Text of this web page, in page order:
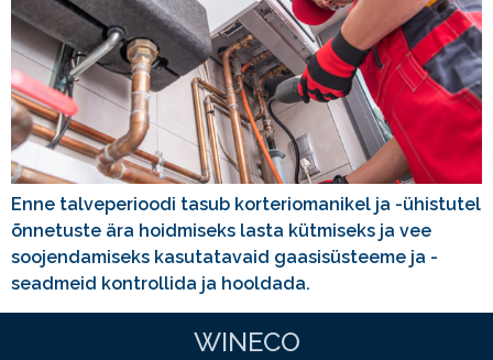
Enne talveperioodi tasub korteriomanikel ja -ühistutel
õnnetuste ära hoidmiseks lasta kütmiseks ja vee
soojendamiseks kasutatavaid gaasisüsteeme ja -
seadmeid kontrollida ja hooldada.
WINECO